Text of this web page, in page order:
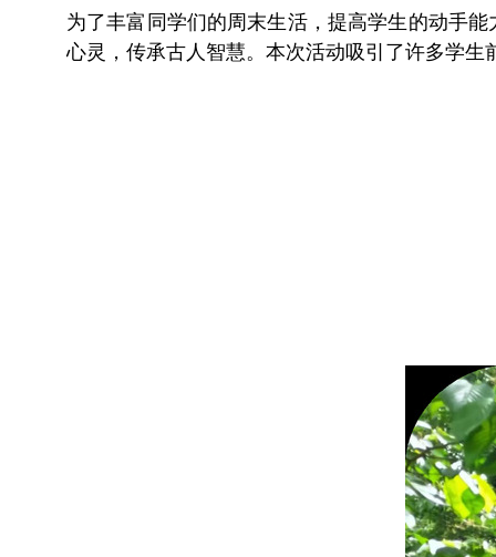
为了丰富同学们的周末生活，提高学生的动手
心灵，传承古人智慧。本次活动吸引了许多学